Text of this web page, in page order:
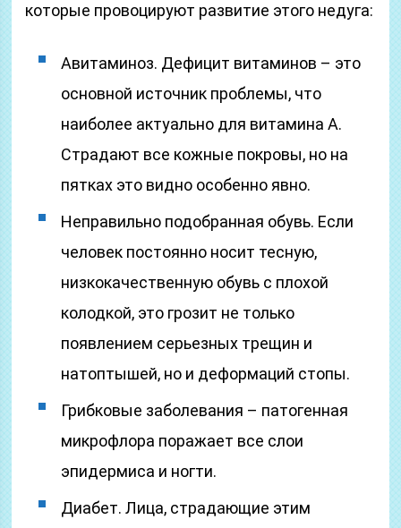
которые провоцируют развитие этого недуга:
Авитаминоз. Дефицит витаминов – это
основной источник проблемы, что
наиболее актуально для витамина А.
Страдают все кожные покровы, но на
пятках это видно особенно явно.
Неправильно подобранная обувь. Если
человек постоянно носит тесную,
низкокачественную обувь с плохой
колодкой, это грозит не только
появлением серьезных трещин и
натоптышей, но и деформаций стопы.
Грибковые заболевания – патогенная
микрофлора поражает все слои
эпидермиса и ногти.
Диабет. Лица, страдающие этим